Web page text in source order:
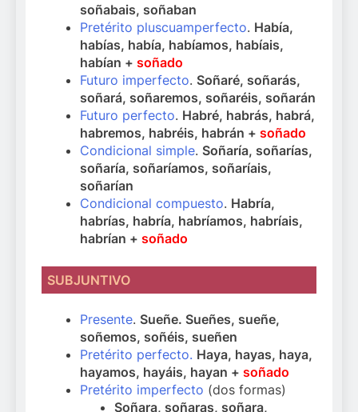
soñabais, soñaban
Pretérito pluscuamperfecto. Había,
habías, había, habíamos, habíais,
habían + soñado
Futuro imperfecto. Soñaré, soñarás,
soñará, soñaremos, soñaréis, soñarán
Futuro perfecto. Habré, habrás, habrá,
habremos, habréis, habrán + soñado
Condicional simple. Soñaría, soñarías,
soñaría, soñaríamos, soñaríais,
soñarían
Condicional compuesto. Habría,
habrías, habría, habríamos, habríais,
habrían + soñado
SUBJUNTIVO
Presente. Sueñe. Sueñes, sueñe,
soñemos, soñéis, sueñen
Pretérito perfecto. Haya, hayas, haya,
hayamos, hayáis, hayan + soñado
Pretérito imperfecto (dos formas)
Soñara, soñaras, soñara,